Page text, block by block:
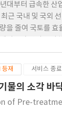
대부터 급속한 산
근 국내 및 국외
을 줄여 국토를
산재와 바닥재로
기물로 처리되고
은 양을 차지하고
이용하거나 아스
우리나라에서도
용하기 위해서 “
등재 서비스 종
물의 소각 바
of Pre-